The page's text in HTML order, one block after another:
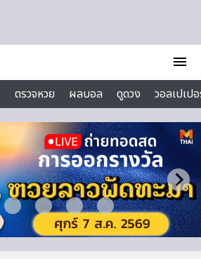
menu
ตรวจหวย ผลบอล ดูดวง
วอลเปเป